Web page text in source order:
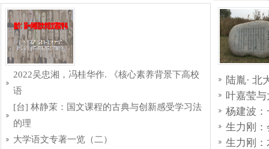
2022吴忠湘，冯桂华作. 《核心素养背景下高校
语
[台] 林静茉：国文课程的古典与创新感受学习法
的理
大学语文专著一览（二）
陆胤· 北
叶嘉莹
杨建波
生力刚
生力刚：